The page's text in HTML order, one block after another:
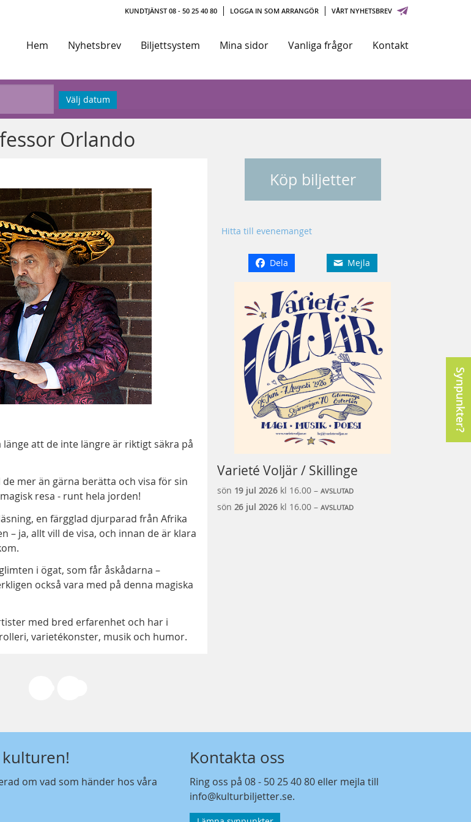
KUNDTJÄNST 08 - 50 25 40 80 LOGGA IN SOM ARRANGÖR VÅRT NYHETSBREV
Hem Nyhetsbrev Biljettsystem Mina sidor Vanliga frågor Kontakt
Välj datum
Orlando
Köp biljetter
Hitta till evenemanget
Dela Mejla
Varieté Voljär / Skillinge
sön 19 jul 2026kl 16.00 – AVSLUTAD
sön 26 jul 2026kl 16.00 – AVSLUTAD
att de inte längre är riktigt säkra på
mer än gärna berätta och visa för sin
resa - runt hela jorden!
en färgglad djurparad från Afrika
– ja, allt vill de visa, och innan de är klara
i ögat, som får åskådarna –
också vara med på denna magiska
med bred erfarenhet och har i
varietékonster, musik och humor.
kulturen!
om vad som händer hos våra
Kontakta oss
Ring oss på08 - 50 25 40 80 eller mejla till
info@kulturbiljetter.se.
Synpunkter?